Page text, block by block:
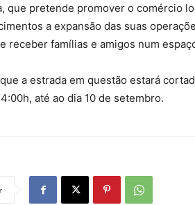
que pretende promover o comércio
a expansão das suas
receber famílias e amigos num
a estrada em questão estará
até ao dia 10 de setembro.